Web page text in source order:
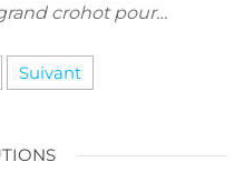
crohot pour…
Suivant